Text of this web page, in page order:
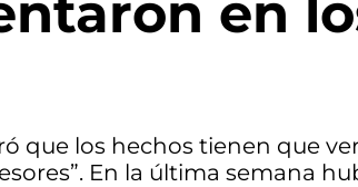
en
que los hechos tienen que
En la última semana